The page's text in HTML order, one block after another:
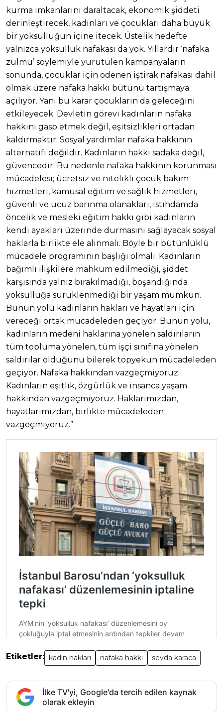
kurma imkanlarını daraltacak, ekonomik şiddeti
derinleştirecek, kadınları ve çocukları daha büyük
bir yoksulluğun içine itecek. Üstelik hedefte
yalnızca yoksulluk nafakası da yok. Yıllardır ‘nafaka
zulmü’ söylemiyle yürütülen kampanyaların
sonunda, çocuklar için ödenen iştirak nafakası dahil
olmak üzere nafaka hakkı bütünü tartışmaya
açılıyor. Yani bu karar çocukların da geleceğini
etkileyecek. Devletin görevi kadınların nafaka
hakkını gasp etmek değil, eşitsizlikleri ortadan
kaldırmaktır. Sosyal yardımlar nafaka hakkının
alternatifi değildir. Kadınların hakkı sadaka değil,
güvencedir. Bu nedenle nafaka hakkının korunması
mücadelesi; ücretsiz ve nitelikli çocuk bakım
hizmetleri, kamusal eğitim ve sağlık hizmetleri,
güvenli ve ucuz barınma olanakları, istihdamda
öncelik ve mesleki eğitim hakkı gibi kadınların
kendi ayakları üzerinde durmasını sağlayacak sosyal
haklarla birlikte ele alınmalı. Böyle bir bütünlüklü
mücadele programının başlığı olmalı. Kadınların
bağımlı ilişkilere mahkum edilmediği, şiddet
karşısında yalnız bırakılmadığı, boşandığında
yoksulluğa sürüklenmediği bir yaşam mümkün.
Bunun yolu kadınların hakları ve hayatları için
vereceği ortak mücadeleden geçiyor. Bunun yolu,
kadınların medeni haklarına yönelen saldırıların
tüm topluma yönelen, tüm işçi sınıfına yönelen
saldırılar olduğunu bilerek topyekun mücadeleden
geçiyor. Nafaka hakkından vazgeçmiyoruz.
Kadınların eşitlik, özgürlük ve insanca yaşam
hakkından vazgeçmiyoruz. Haklarımızdan,
hayatlarımızdan, birlikte mücadeleden
vazgeçmiyoruz.”
Etiketler: kadın hakları nafaka hakkı sevda karaca
İlke TV'yi, Google'da tercih edilen kaynak
olarak ekleyin